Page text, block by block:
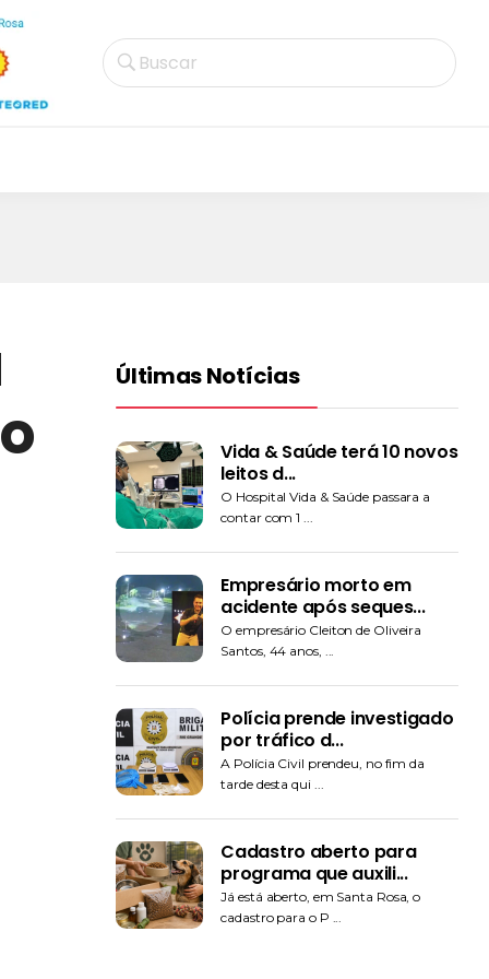
Buscar
Últimas Notícias
Vida & Saúde terá 10 novos
leitos d...
O Hospital Vida & Saúde passara a
contar com 1 ...
Empresário morto em
acidente após seques...
O empresário Cleiton de Oliveira
Santos, 44 anos, ...
Polícia prende investigado
por tráfico d...
A Polícia Civil prendeu, no fim da
tarde desta qui ...
Cadastro aberto para
programa que auxili...
Já está aberto, em Santa Rosa, o
cadastro para o P ...